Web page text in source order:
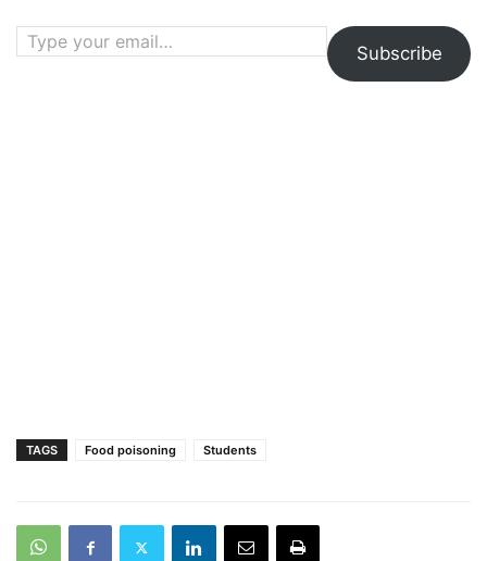
Type your email…
Subscribe
TAGS Food poisoning Students